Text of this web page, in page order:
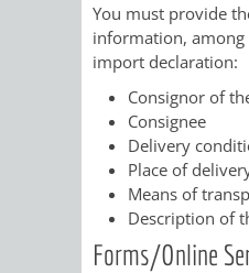
/
FLÜCHTLINGE
DER
IM
You must provide
information,
import declaration:
Consignor of
Consignee
Delivery
Place of
Means of
Description of
Forms/Online